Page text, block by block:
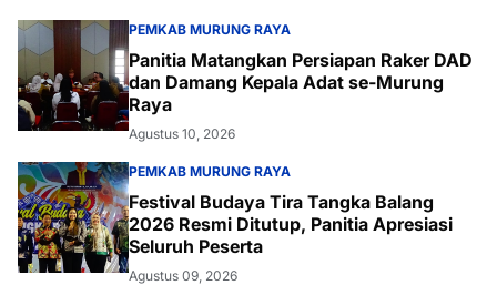
PEMKAB MURUNG RAYA
Panitia Matangkan Persiapan Raker DAD
dan Damang Kepala Adat se-Murung
Raya
Agustus 10, 2026
PEMKAB MURUNG RAYA
Festival Budaya Tira Tangka Balang
2026 Resmi Ditutup, Panitia Apresiasi
Seluruh Peserta
Agustus 09, 2026